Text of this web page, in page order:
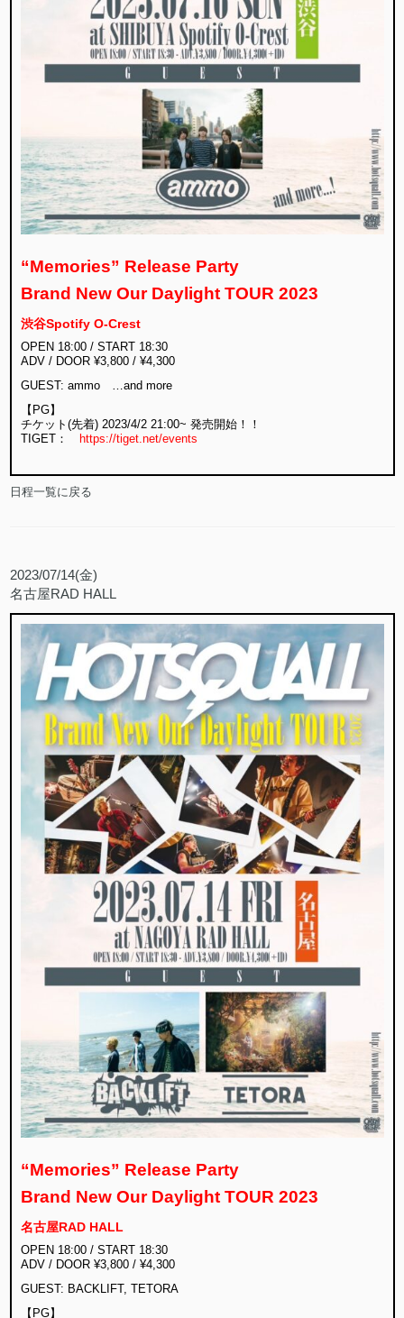
“Memories” Release Party
Brand New Our Daylight TOUR 2023
渋谷Spotify O-Crest
OPEN 18:00 / START 18:30
ADV / DOOR ¥3,800 / ¥4,300
GUEST: ammo …and more
【PG】
チケット(先着) 2023/4/2 21:00~ 発売開始！！
TIGET：
https://tiget.net/events
日程一覧に戻る
2023/07/14(金)
名古屋RAD HALL
“Memories” Release Party
Brand New Our Daylight TOUR 2023
名古屋RAD HALL
OPEN 18:00 / START 18:30
ADV / DOOR ¥3,800 / ¥4,300
GUEST: BACKLIFT, TETORA
【PG】